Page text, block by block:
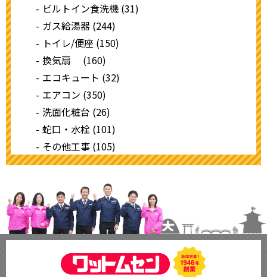
ビルトイン食洗機 (31)
ガス給湯器 (244)
トイレ/便座 (150)
換気扇 (160)
エコキュート (32)
エアコン (350)
洗面化粧台 (26)
蛇口・水栓 (101)
その他工事 (105)